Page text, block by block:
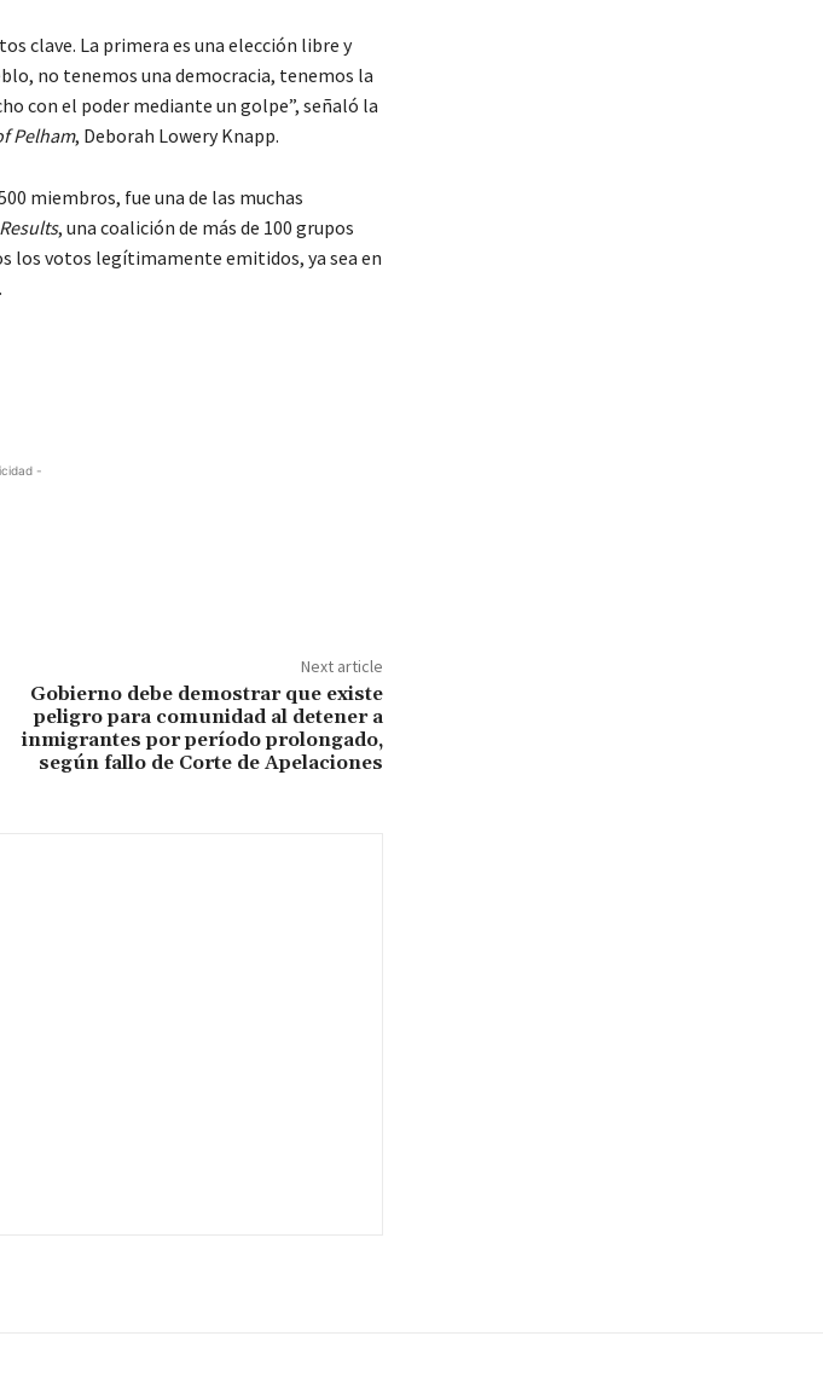
clave. La primera es una elección libre y
no tenemos una democracia, tenemos la
con el poder mediante un golpe”, señaló la
Pelham, Deborah Lowery Knapp.
miembros, fue una de las muchas
, una coalición de más de 100 grupos
los votos legítimamente emitidos, ya sea en
-
Next article
Gobierno debe demostrar que existe
peligro para comunidad al detener a
inmigrantes por período prolongado,
según fallo de Corte de Apelaciones